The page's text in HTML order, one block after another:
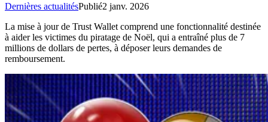
Dernières actualitésPublié2 janv. 2026
La mise à jour de Trust Wallet comprend une fonctionnalité destinée
à aider les victimes du piratage de Noël, qui a entraîné plus de 7
millions de dollars de pertes, à déposer leurs demandes de
remboursement.